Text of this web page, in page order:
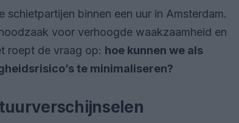
binnen een uur in Amsterdam.
voor verhoogde waakzaamheid en
roept de vraag op: hoe kunnen we als
te minimaliseren?